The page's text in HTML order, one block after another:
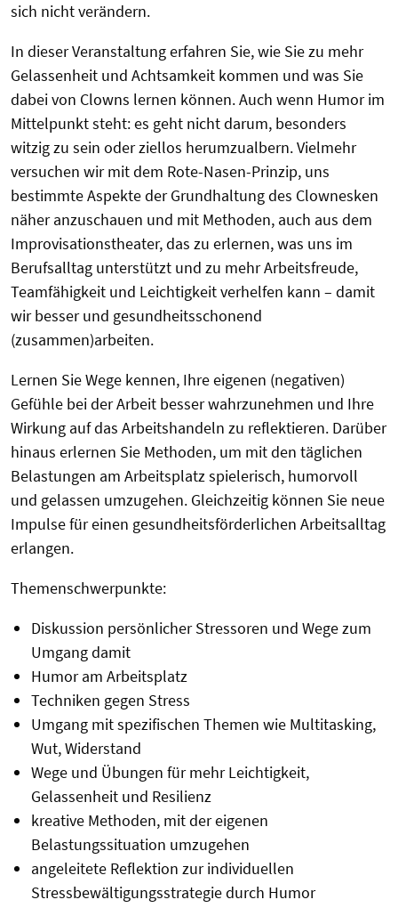
sich nicht verändern.
In dieser Veranstaltung erfahren Sie, wie Sie zu mehr
Gelassenheit und Achtsamkeit kommen und was Sie
dabei von Clowns lernen können. Auch wenn Humor im
Mittelpunkt steht: es geht nicht darum, besonders
witzig zu sein oder ziellos herumzualbern. Vielmehr
versuchen wir mit dem Rote-Nasen-Prinzip, uns
bestimmte Aspekte der Grundhaltung des Clownesken
näher anzuschauen und mit Methoden, auch aus dem
Improvisationstheater, das zu erlernen, was uns im
Berufsalltag unterstützt und zu mehr Arbeitsfreude,
Teamfähigkeit und Leichtigkeit verhelfen kann – damit
wir besser und gesundheitsschonend
(zusammen)arbeiten.
Lernen Sie Wege kennen, Ihre eigenen (negativen)
Gefühle bei der Arbeit besser wahrzunehmen und Ihre
Wirkung auf das Arbeitshandeln zu reflektieren. Darüber
hinaus erlernen Sie Methoden, um mit den täglichen
Belastungen am Arbeitsplatz spielerisch, humorvoll
und gelassen umzugehen. Gleichzeitig können Sie neue
Impulse für einen gesundheitsförderlichen Arbeitsalltag
erlangen.
Themenschwerpunkte:
Diskussion persönlicher Stressoren und Wege zum
Umgang damit
Humor am Arbeitsplatz
Techniken gegen Stress
Umgang mit spezifischen Themen wie Multitasking,
Wut, Widerstand
Wege und Übungen für mehr Leichtigkeit,
Gelassenheit und Resilienz
kreative Methoden, mit der eigenen
Belastungssituation umzugehen
angeleitete Reflektion zur individuellen
Stressbewältigungsstrategie durch Humor